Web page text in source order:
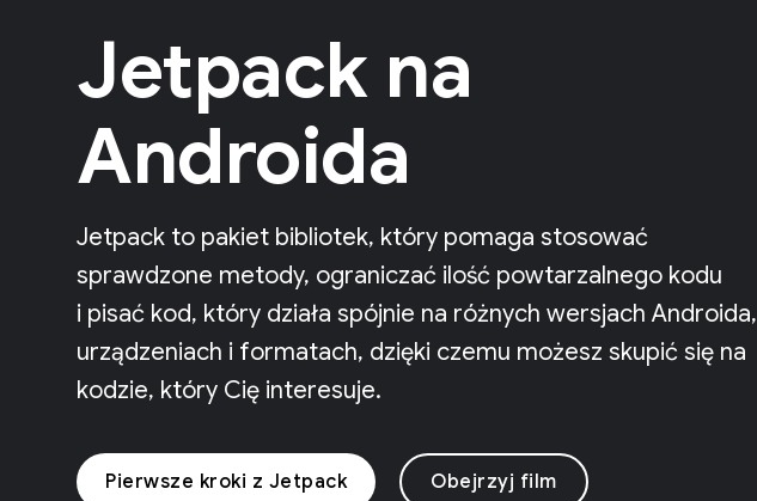
Jetpack na
Androida
Jetpack to pakiet bibliotek, który pomaga stosować
sprawdzone metody, ograniczać ilość powtarzalnego kodu
i pisać kod, który działa spójnie na różnych wersjach Androida,
urządzeniach i formatach, dzięki czemu możesz skupić się na
kodzie, który Cię interesuje.
Pierwsze kroki z Jetpack Obejrzyj film